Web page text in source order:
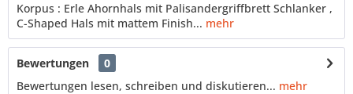
Korpus : Erle Ahornhals mit Palisandergriffbrett Schlanker ,
C-Shaped Hals mit mattem Finish... mehr
Bewertungen
0
Bewertungen lesen, schreiben und diskutieren... mehr